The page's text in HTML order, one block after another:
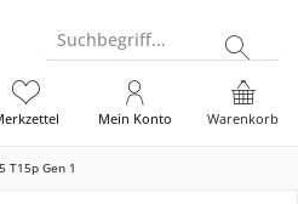
Suchbegriff...
Warenkorb
Mein Konto
T15p Gen 1